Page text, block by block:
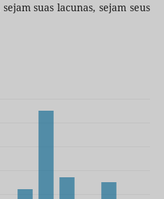
suas lacunas, sejam seus